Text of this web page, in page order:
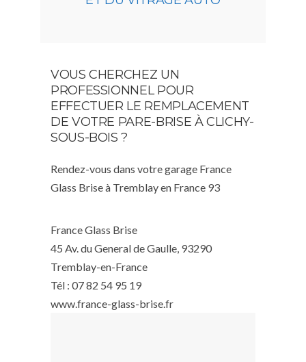
VOUS CHERCHEZ UN
PROFESSIONNEL POUR
EFFECTUER LE REMPLACEMENT
DE VOTRE PARE-BRISE À CLICHY-
SOUS-BOIS ?
Rendez-vous dans votre garage France
Glass Brise à Tremblay en France 93
France Glass Brise
45 Av. du General de Gaulle, 93290
Tremblay-en-France
Tél : 07 82 54 95 19
www.france-glass-brise.fr